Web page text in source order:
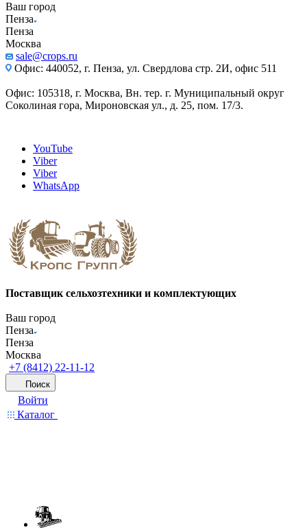
Ваш город
Пенза
Пенза
Москва
sale@crops.ru
Офис: 440052, г. Пенза, ул. Свердлова стр. 2И, офис 511
Офис: 105318, г. Москва, Вн. тер. г. Муниципальный округ
Соколиная гора, Мироновская ул., д. 25, пом. 17/3.
YouTube
Viber
Viber
WhatsApp
Поставщик сельхозтехники и комплектующих
Ваш город
Пенза
Пенза
Москва
+7 (8412) 22-11-12
Поиск
Войти
Каталог